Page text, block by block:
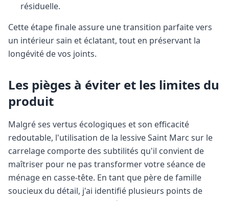
résiduelle.
Cette étape finale assure une transition parfaite vers
un intérieur sain et éclatant, tout en préservant la
longévité de vos joints.
Les pièges à éviter et les limites du
produit
Malgré ses vertus écologiques et son efficacité
redoutable, l'utilisation de la lessive Saint Marc sur le
carrelage comporte des subtilités qu'il convient de
maîtriser pour ne pas transformer votre séance de
ménage en casse-tête. En tant que père de famille
soucieux du détail, j'ai identifié plusieurs points de